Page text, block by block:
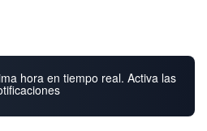
hora en tiempo real. Activa las